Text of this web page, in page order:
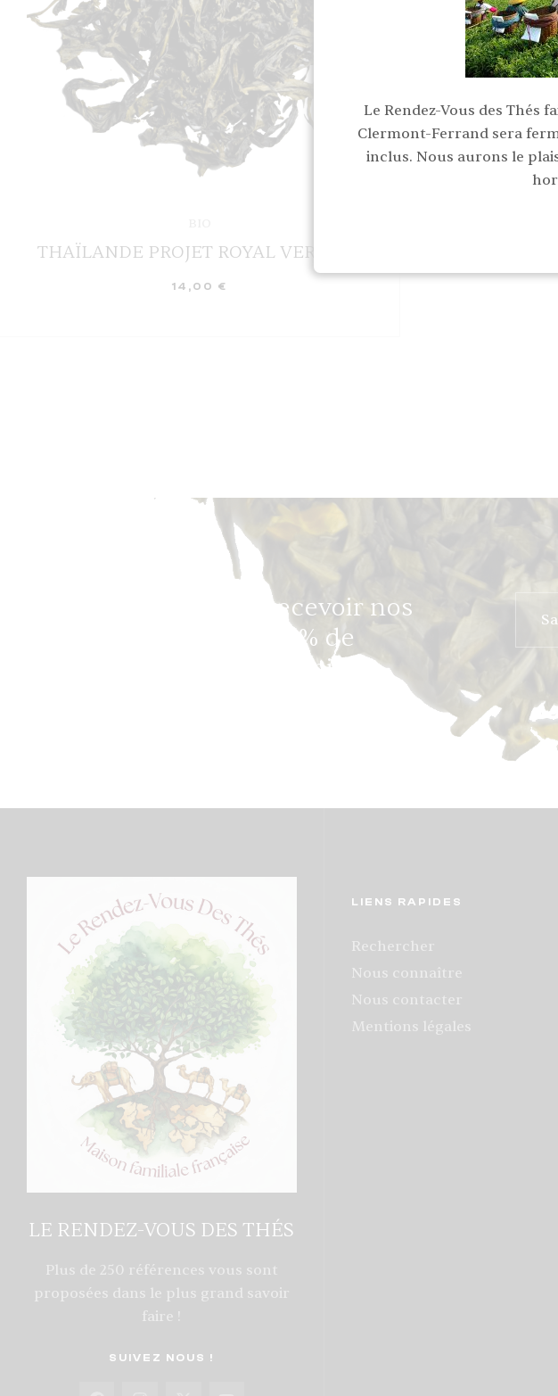
THAÏLANDE PROJET ROYAL VERT BIO
14,00 €
Inscrivez-vous pour recevoir nos
e-mails et profitez de 5% de
réduction sur votre première
LE RENDEZ-VOUS DES THÉS
Plus de 250 références vous sont
proposées dans le plus grand savoir
faire !
SUIVEZ NOUS !
LIENS RAPIDES
Rechercher
Nous connaître
Nous contacter
Mentions légales
Le Rendez-Vous des Thés
Clermont-Ferrand sera
inclus. Nous aurons le